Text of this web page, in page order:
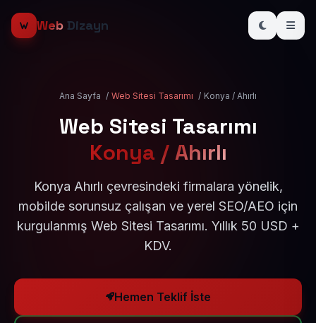
Web Dizayn
Ana Sayfa / Web Sitesi Tasarımı / Konya / Ahırlı
Web Sitesi Tasarımı
Konya / Ahırlı
Konya Ahırlı çevresindeki firmalara yönelik,
mobilde sorunsuz çalışan ve yerel SEO/AEO için
kurgulanmış Web Sitesi Tasarımı. Yıllık 50 USD +
KDV.
Hemen Teklif İste